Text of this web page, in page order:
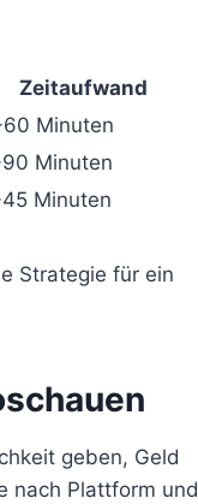
Zeitaufwand
Minuten
Minuten
Minuten
Strategie für ein
geben, Geld
nach Plattform und